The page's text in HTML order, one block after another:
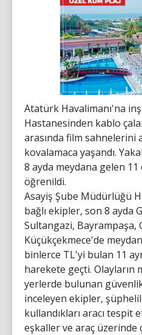
Atatürk Havalimanı'na
Hastanesinden kablo
arasında film sahnelerini
kovalamaca yaşandı.
8 ayda meydana gelen
öğrenildi.
Asayiş Şube Müdürlüğü
bağlı ekipler, son 8 ayda
Sultangazi, Bayrampaşa,
Küçükçekmece'de
binlerce TL'yi bulan 11
harekete geçti. Olayların
yerlerde bulunan
inceleyen ekipler,
kullandıkları aracı tespit
eşkaller ve araç üzerinde